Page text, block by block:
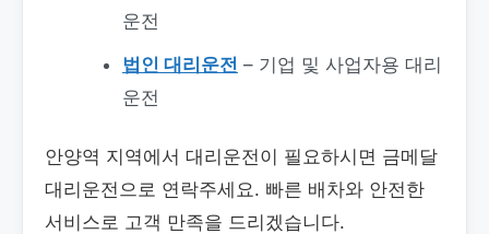
운전
법인 대리운전 – 기업 및 사업자용 대리
운전
안양역 지역에서 대리운전이 필요하시면 금메달
대리운전으로 연락주세요. 빠른 배차와 안전한
서비스로 고객 만족을 드리겠습니다.